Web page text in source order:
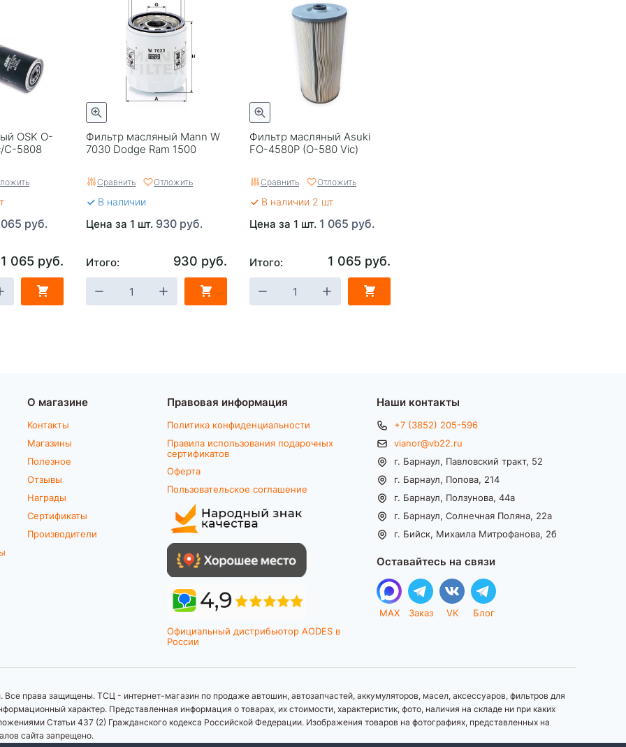
OSK O-
C-5808
065 руб.
1 065 руб.
Фильтр масляный Mann W
7030 Dodge Ram 1500
Сравнить Отложить
В наличии
Цена за 1 шт. 930 руб.
Итого: 930 руб.
Фильтр масляный Asuki
FO-4580P (O-580 Vic)
Сравнить Отложить
В наличии 2 шт
Цена за 1 шт. 1 065 руб.
Итого: 1 065 руб.
О магазине
Контакты
Магазины
Полезное
Отзывы
Награды
Сертификаты
Производители
Правовая информация
Политика конфиденциальности
Правила использования подарочных
сертификатов
Оферта
Пользовательское соглашение
Официальный дистрибьютор AODES в
России
Наши контакты
+7 (3852) 205-596
vianor@vb22.ru
г. Барнаул, Павловский тракт, 52
г. Барнаул, Попова, 214
г. Барнаул, Ползунова, 44а
г. Барнаул, Солнечная Поляна, 22а
г. Бийск, Михаила Митрофанова, 2б
Оставайтесь на связи
MAX Заказ VK Блог
права защищены. ТСЦ - интернет-магазин по продаже автошин, автозапчастей, аккумуляторов, масел, аксессуаров, фильтров для
характер. Представленная информация о товарах, их стоимости, характеристик, фото, наличия на складе ни при каких
Статьи 437 (2) Гражданского кодекса Российской Федерации. Изображения товаров на фотографиях, представленных на
сайта запрещено.